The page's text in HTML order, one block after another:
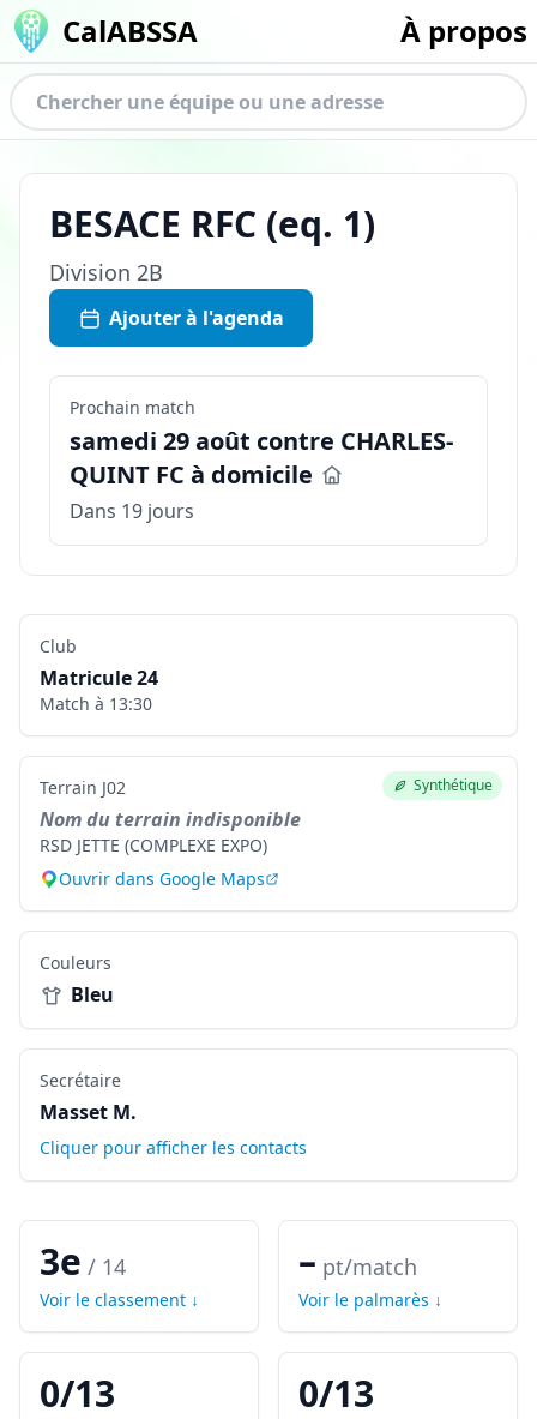
CalABSSA À propos
BESACE RFC (eq. 1)
Division 2B
Ajouter à l'agenda
Prochain match
samedi 29 août contre CHARLES-
QUINT FC à domicile
Dans 19 jours
Club
Matricule24
Match à 13:30
Synthétique
Terrain J02
Nom du terrain indisponible
RSD JETTE (COMPLEXE EXPO)
Ouvrir dans Google Maps
Couleurs
Bleu
Secrétaire
Masset M.
Cliquer pour afficher les contacts
3e / 14
Voir le classement ↓
– pt/match
Voir le palmarès ↓
0/13 0/13